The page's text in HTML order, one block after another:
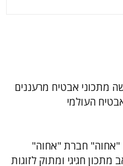
מתכוני אבטיח מרעננים
העולמי
"אחוה" חברת "אחוה"
מתכון חגיגי ומתוק לזוגות